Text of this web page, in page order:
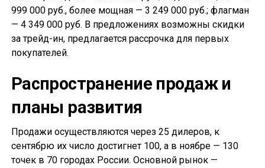
999 000 руб., более мощная — 3 249 000 руб.; флагман
— 4 349 000 руб. В предложениях возможны скидки
за трейд-ин, предлагается рассрочка для первых
покупателей.
Распространение продаж и
планы развития
Продажи осуществляются через 25 дилеров, к
сентябрю их число достигнет 100, а в ноябре — 130
точек в 70 городах России. Основной рынок —